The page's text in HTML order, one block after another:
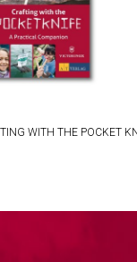
WITH THE POCKET